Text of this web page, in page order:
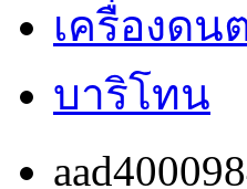
เครื่องดน
บาริโทน